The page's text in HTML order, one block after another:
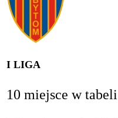
I LIGA
10 miejsce w tabeli